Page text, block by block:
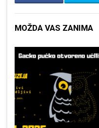
MOŽDA VAS ZANIMA